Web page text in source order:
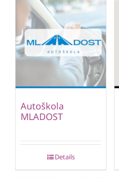
Autoškola
MLADOST
Details